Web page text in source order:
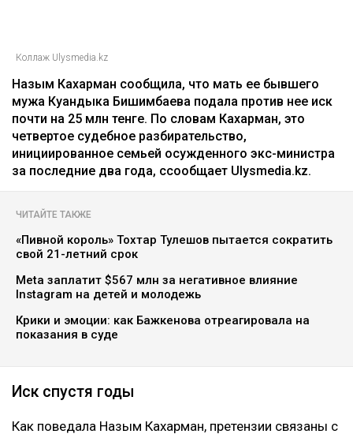
Коллаж Ulysmedia.kz
Назым Кахарман сообщила, что мать ее бывшего
мужа Куандыка Бишимбаева подала против нее иск
почти на 25 млн тенге. По словам Кахарман, это
четвертое судебное разбирательство,
инициированное семьей осужденного экс-министра
за последние два года, ссообщает Ulysmedia.kz.
ЧИТАЙТЕ ТАКЖЕ
«Пивной король» Тохтар Тулешов пытается сократить
свой 21-летний срок
Meta заплатит $567 млн за негативное влияние
Instagram на детей и молодежь
Крики и эмоции: как Бажкенова отреагировала на
показания в суде
Иск спустя годы
Как поведала Назым Кахарман, претензии связаны с